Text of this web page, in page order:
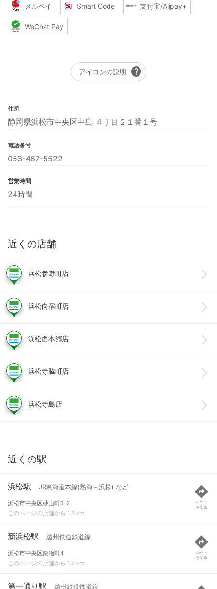
メルペイ Smart Code 支付宝/Alipay+
WeChat Pay
アイコンの説明 help
住所
静岡県浜松市中央区中島 ４丁目２１番１号
電話番号
053-467-5522
営業時間
24時間
近くの店舗
浜松参野町店
浜松向宿町店
浜松西本郷店
浜松寺脇町店
浜松寺島店
近くの駅
浜松駅 JR東海道本線(熱海～浜松) など
浜松市中央区砂山町6-2
このページの店舗から 1.6 km
ルート
を見る
新浜松駅 遠州鉄道鉄道線
浜松市中央区鍛冶町4
このページの店舗から 1.7 km
ルート
を見る
第一通り駅 遠州鉄道鉄道線